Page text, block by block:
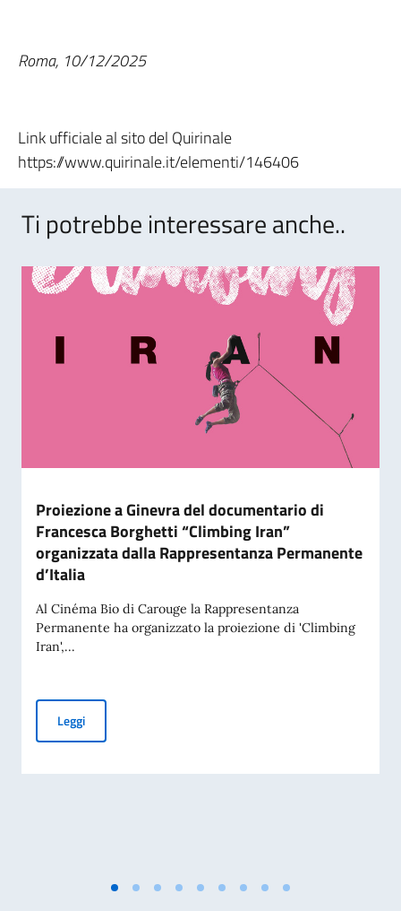
Roma, 10/12/2025
Link ufficiale al sito del Quirinale
https://www.quirinale.it/elementi/146406
Ti potrebbe interessare anche..
Proiezione a Ginevra del documentario di
Francesca Borghetti “Climbing Iran”
organizzata dalla Rappresentanza Permanente
d’Italia
Al Cinéma Bio di Carouge la Rappresentanza
Permanente ha organizzato la proiezione di 'Climbing
Iran',...
LeggiProiezione a Ginevra del documentario di Francesca